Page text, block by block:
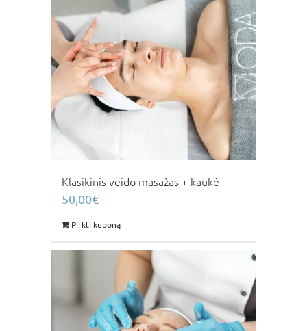
Klasikinis veido masažas + kaukė
50,00€
Pirkti kuponą